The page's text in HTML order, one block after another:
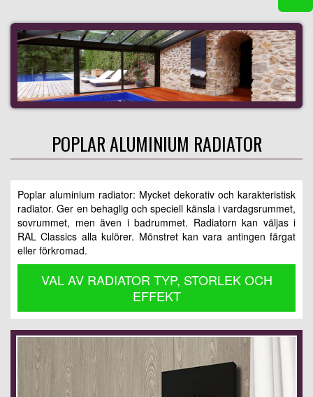
POPLAR ALUMINIUM RADIATOR
Poplar aluminium radiator: Mycket dekorativ och karakteristisk
radiator. Ger en behaglig och speciell känsla i vardagsrummet,
sovrummet, men även i badrummet. Radiatorn kan väljas i
RAL Classics alla kulörer. Mönstret kan vara antingen färgat
eller förkromad.
VAL AV RADIATOR TYP, STORLEK OCH
EFFEKT